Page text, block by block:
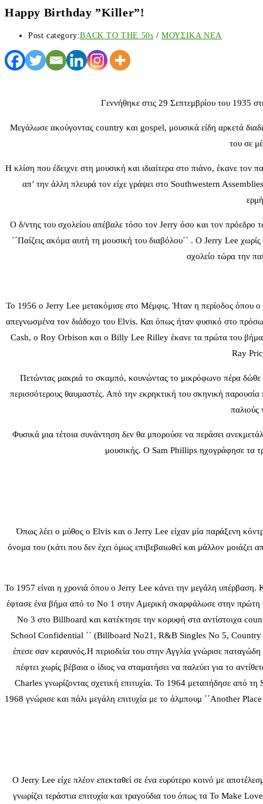
Happy Birthday ”Killer”!
Post category:BACK TO THE 50s / ΜΟΥΣΙΚΑ ΝΕΑ
Γεννήθηκε στις 29 Σεπτεμβρίου του 1935
Μεγάλωσε ακούγοντας country και gospel, μουσικά είδη αρκετά
του σε
Η κλίση που έδειχνε στη μουσική και ιδιαίτερα στο πιάνο, έκανε τον
απ’ την άλλη πλευρά τον είχε γράψει στο Southwestern
Ο δ/ντης του σχολείου απέβαλε τόσο τον Jerry όσο και τον
΄΄Παίζεις ακόμα αυτή τη μουσική του διαβόλου΄΄ . Ο Jerry Lee
σχολείο τώρα την
Το 1956 ο Jerry Lee μετακόμισε στο Μέμφις. Ήταν η περίοδος όπου ο
απεγνωσμένα τον διάδοχο του Elvis. Και όπως ήταν φυσικό στο
Cash, o Roy Orbison και ο Billy Lee Rilley έκανε τα πρώτα του
Ray
Πετώντας μακριά το σκαμπό, κουνώντας το μικρόφωνο πέρα δώθε
περισσότερους θαυμαστές. Από την εκρηκτική του σκηνική
παλιούς
Φυσικά μια τέτοια συνάντηση δεν θα μπορούσε να περάσει
μουσικής. Ο Sam Phillips ηχογράφησε τα
Όπως λέει ο μύθος ο Elvis και ο Jerry Lee είχαν μία παράξενη
όνομα του (κάτι που δεν έχει όμως επιβεβαιωθεί και μάλλον μοιάζει
Το 1957 είναι η χρονιά όπου ο Jerry Lee κάνει την μεγάλη
έφτασε ένα βήμα από το Νο 1 στην Αμερική σκαρφάλωσε στην πρώτη
Νο 3 στο Billboard και κατέκτησε την κορυφή στα αντίστοιχα
School Confidential ΄΄ (Billboard Νο21, R&B Singles Νο 5, Country
έπεσε σαν κεραυνός.Η περιοδεία του στην Αγγλία γνώρισε παταγώδη
πέφτει χωρίς βέβαια ο ίδιος να σταματήσει να παλεύει για το
Charles γνωρίζοντας σχετική επιτυχία. Το 1964 μεταπήδησε από
1968 γνώρισε και πάλι μεγάλη επιτυχία με το άλμπουμ ΄΄Another
Ο Jerry Lee είχε πλέον επεκταθεί σε ένα ευρύτερο κοινό με
γνωρίζει τεράστια επιτυχία και τραγούδια του όπως τα To